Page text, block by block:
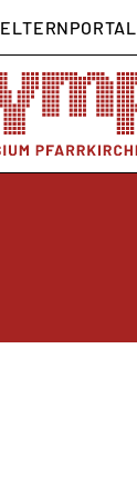
ELTERNPORTAL